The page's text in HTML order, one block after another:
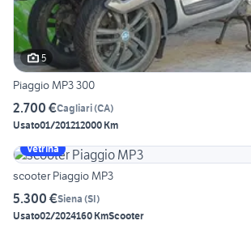
5
Piaggio MP3 300
2.700 €Cagliari(CA)
Usato01/201212000 Km
Vetrina
scooter Piaggio MP3
5.300 €Siena (SI)
Usato02/2024160 KmScooter